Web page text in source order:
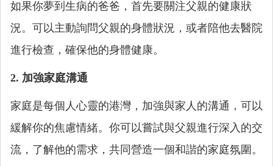
如果你夢到生病的爸爸，首先要關注父親的健康狀
況。可以主動詢問父親的身體狀況，或者陪他去醫院
進行檢查，確保他的身體健康。
2. 加強家庭溝通
家庭是每個人心靈的港灣，加強與家人的溝通，可以
緩解你的焦慮情緒。你可以嘗試與父親進行深入的交
流，了解他的需求，共同營造一個和諧的家庭氛圍。